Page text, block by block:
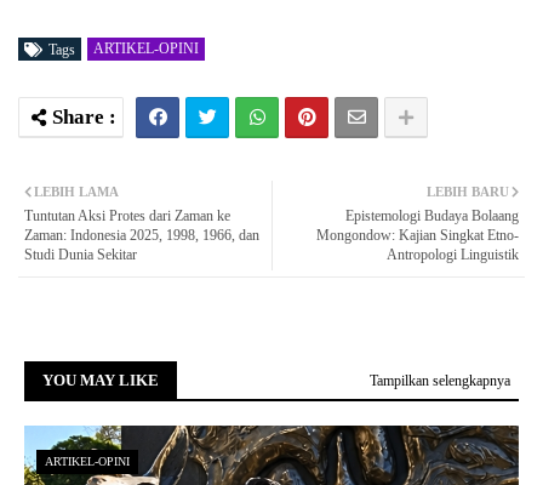
Tags ARTIKEL-OPINI
LEBIH BARU
Epistemologi Budaya Bolaang
Mongondow: Kajian Singkat Etno-
Antropologi Linguistik
LEBIH LAMA
Tuntutan Aksi Protes dari Zaman ke
Zaman: Indonesia 2025, 1998, 1966, dan
Studi Dunia Sekitar
YOU MAY LIKE Tampilkan selengkapnya
ARTIKEL-OPINI